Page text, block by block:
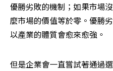
優勝劣敗的機制；如果市場
麼市場的價值等於零。優勝
以產業的體質會愈來愈強。
但是企業會一直嘗試著通過